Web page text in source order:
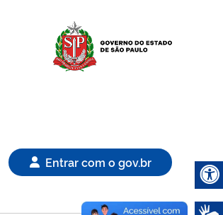
Entrar com o gov.br